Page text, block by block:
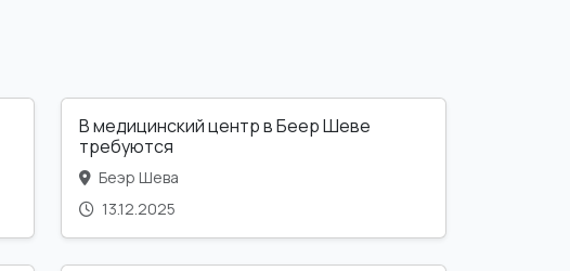
В медицинский центр в Беер Шеве
требуются
Беэр Шева
13.12.2025